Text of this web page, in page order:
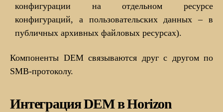
конфигурации на отдельном ресурсе
конфигураций, а пользовательских данных – в
публичных архивных файловых ресурсах).
Компоненты DEM связываются друг с другом по
SMB-протоколу.
Интеграция DEM в Horizon